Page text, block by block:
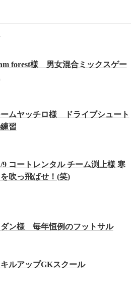
forest様 男女混合ミックスゲー
ムヤッチロ様 ドライブシュート
習
9 コートレンタル チーム渕上様 寒
吹っ飛ばせ！(笑)
ン様 毎年恒例のフットサル
キルアップGKスクール